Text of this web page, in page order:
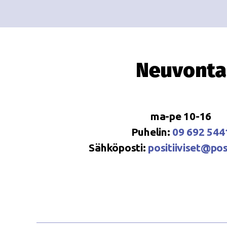
Neuvonta
ma-pe 10-16
Puhelin: 09 692
Sähköposti: